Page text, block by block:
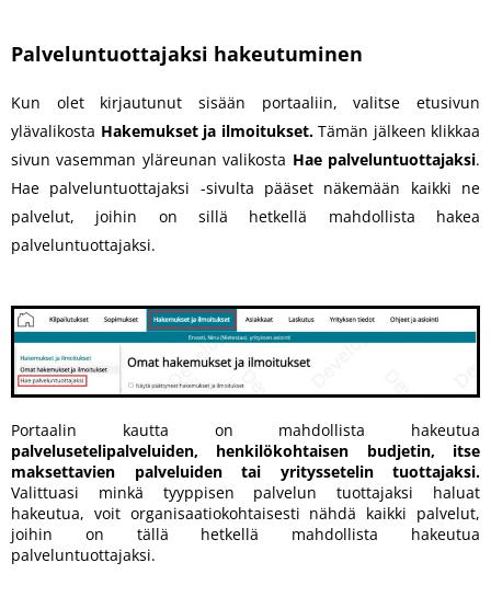
Palveluntuottajaksi hakeutuminen
Kun olet kirjautunut sisään portaaliin, valitse etusivun
ylävalikosta Hakemukset ja ilmoitukset.Tämän jälkeen klikkaa
sivun vasemman yläreunan valikosta Hae palveluntuottajaksi.
Hae palveluntuottajaksi -sivulta pääset näkemään kaikki ne
palvelut, joihin on sillä hetkellä mahdollista hakea
palveluntuottajaksi.
Portaalin kautta on mahdollista hakeutua
palvelusetelipalveluiden, henkilökohtaisen budjetin, itse
maksettavien palveluiden tai yrityssetelin tuottajaksi.
Valittuasi minkä tyyppisen palvelun tuottajaksi haluat
hakeutua, voit organisaatiokohtaisesti nähdä kaikki palvelut,
joihin on tällä hetkellä mahdollista hakeutua
palveluntuottajaksi.